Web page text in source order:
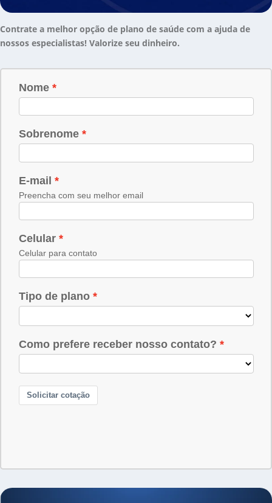
Contrate a melhor opção de plano de saúde com a ajuda de
nossos especialistas! Valorize seu dinheiro.